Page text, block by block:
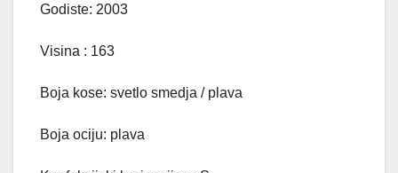
Godiste: 2003
Visina : 163
Boja kose: svetlo smedja / plava
Boja ociju: plava